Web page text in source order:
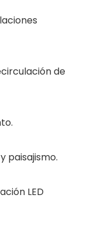
de
paisajismo.
LED